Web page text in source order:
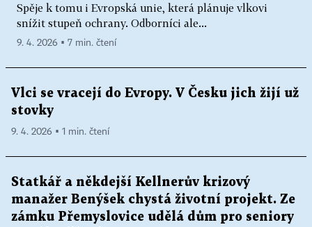
Spěje k tomu i Evropská unie, která plánuje vlkovi
snížit stupeň ochrany. Odborníci ale...
9. 4. 2026 ▪ 7 min. čtení
Vlci se vracejí do Evropy. V Česku jich žijí už
stovky
9. 4. 2026 ▪ 1 min. čtení
Statkář a někdejší Kellnerův krizový
manažer Benýšek chystá životní projekt. Ze
zámku Přemyslovice udělá dům pro seniory